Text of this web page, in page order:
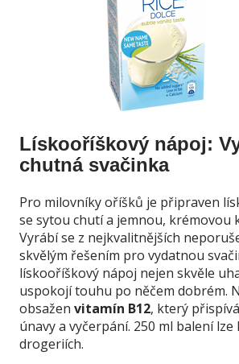
Lískooříškový nápoj:
chutná svačinka
Pro milovníky oříšků je připraven
se sytou chutí a jemnou, krémovou
Vyrábí se z nejkvalitnějších
skvělým řešením pro vydatnou
lískooříškový nápoj nejen skvěle
uspokojí touhu po něčem dobrém.
obsažen vitamín B12, který
únavy a vyčerpání. 250 ml balení
drogeriích.